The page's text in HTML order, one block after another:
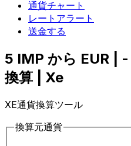
通貨チャート
レートアラート
送金する
5 IMP から EUR |
換算 | Xe
XE通貨換算ツール
換算元通貨